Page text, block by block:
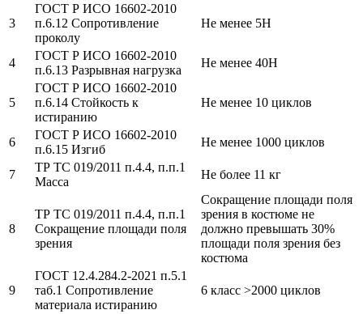
3
ГОСТ Р ИСО 16602-2010
п.6.12 Сопротивление
проколу
Не менее 5Н
4
ГОСТ Р ИСО 16602-2010
п.6.13 Разрывная нагрузка
Не менее 40Н
5
ГОСТ Р ИСО 16602-2010
п.6.14 Стойкость к
истиранию
Не менее 10 циклов
6
ГОСТ Р ИСО 16602-2010
п.6.15 Изгиб
Не менее 1000 циклов
7
ТР ТС 019/2011 п.4.4, п.п.1
Масса
Не более 11 кг
8
ТР ТС 019/2011 п.4.4, п.п.1
Сокращение площади поля
зрения
Сокращение площади поля
зрения в костюме не
должно превышать 30%
площади поля зрения без
костюма
9
ГОСТ 12.4.284.2-2021 п.5.1
таб.1 Сопротивление
материала истиранию
6 класс >2000 циклов